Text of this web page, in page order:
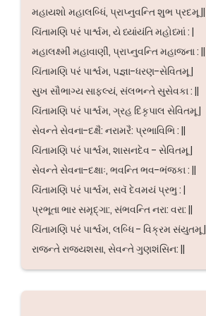
મહાયશો મહાલબ્ધિં, પ્રાપ્નુવન્તિ શુભ પ્રદમૂ ||
ચિંતામણિ પરં પાર્શ્વમ, યે ધ્યાંયંતિ મહોધ્માં : |
મહાલક્ષ્મીં મહાવાણીં, પ્રાપ્નુવન્તિ મહાજના : ||
ચિંતામણિ પરં પાર્શ્વમ, પજ્ઞા-ધરણ-સેવિતમૂ |
સુખ સૌભાગ્ય સાફલ્યં, સંલભન્તે સુસેવકા : ||
ચિંતામણિ પરં પાર્શ્વમ, ગ્રહ દિકૃપાલ સેવિતમૂ |
સેવન્તે સેવના-દક્ષૈ: નરામરૈ: પ્રભાવિભિ : ||
ચિંતામણિ પરં પાર્શ્વમ, શાસનદેવ - સેવિતમૂ |
સેવન્તે સેવના-દક્ષાઃ, ભવન્તિ ભવ-ભંજકા : ||
ચિંતામણિ પરં પાર્શ્વમ, સવૅ દેવમયં પ્રભુ : |
પ્રભૂતા ભાર સમૃદ્ગા:, સંભવન્તિ નરા: વરા: ||
ચિંતામણિ પરં પાર્શ્વમ, લબ્ધિ - વિક્રમ સંયુતમૂ |
રાજન્તે રાજ્યશસા, સેવન્તે ગુણશંસિન: ||